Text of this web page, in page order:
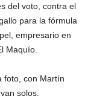
del voto, contra el
para la fórmula
empresario en
Maquío.
foto, con Martín
solos.